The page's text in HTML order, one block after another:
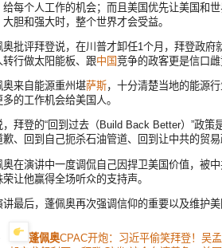
给每个人工作的机会；而且美国优先让美国和
大胆和强大时，整个世界才会受益。
奥批评拜登说，在川普才卸任1个月，拜登政
转行做太阳能板、跟中国竞争的政客更是信口雌
奥来自能源重州堪萨斯，十分清楚当地的能源
多的工作机会给美国人。
，拜登的“回到过去（Build Back Better）”政
歉、回到自己扼杀石油管道、回到让中共的贸
奥在演讲中一度调侃自己因捍卫美国价值，被
荣让他赢得全场听众的支持声。
讲最后，蓬佩奥再次强调信仰的重要以及维护美
蓬佩奥CPAC开炮：习近平偷笑拜登！吴